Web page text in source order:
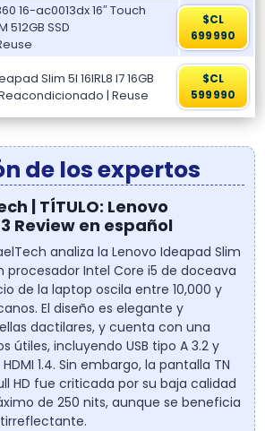
16-ac0013dx 16″ Touch
512GB SSD
$CL
699990
Slim 5I 16IRL8 I7 16GB
Reacondicionado | Reuse
$CL
599990
de los expertos
| TÍTULO: Lenovo
Review en español
analiza la Lenovo Ideapad Slim
procesador Intel Core i5 de doceava
de la laptop oscila entre 10,000 y
El diseño es elegante y
dactilares, y cuenta con una
útiles, incluyendo USB tipo A 3.2 y
1.4. Sin embargo, la pantalla TN
HD fue criticada por su baja calidad
de 250 nits, aunque se beneficia